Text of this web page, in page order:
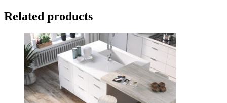
Related products